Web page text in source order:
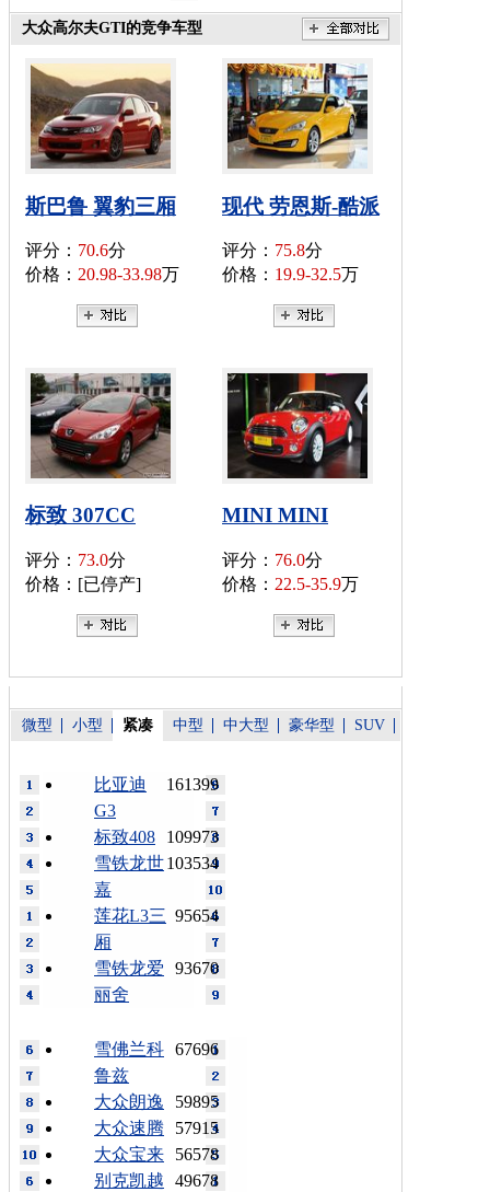
大众高尔夫GTI的竞争车型
斯巴鲁 翼豹三厢
评分： 70.6分
价格： 20.98-33.98万
现代 劳恩斯-酷派
评分： 75.8分
价格： 19.9-32.5万
标致 307CC
评分： 73.0分
价格：[已停产]
MINI MINI
评分： 76.0分
价格： 22.5-35.9万
微型 小型 紧凑 中型 中大型 豪华型 SUV
161399
比亚迪
G3
109973
标致408
103534
雪铁龙世
嘉
95654
莲花L3三
厢
93670
雪铁龙爱
丽舍
67696
雪佛兰科
鲁兹
59895
大众朗逸
57915
大众速腾
56578
大众宝来
49678
别克凯越